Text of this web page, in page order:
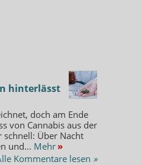
hinterlässt
doch am Ende
von Cannabis aus der
schnell: Über Nacht
und... Mehr »
Kommentare lesen »